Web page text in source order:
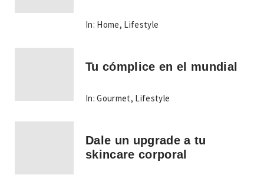
In: Home, Lifestyle
Tu cómplice en el mundial
In: Gourmet, Lifestyle
Dale un upgrade a tu
skincare corporal